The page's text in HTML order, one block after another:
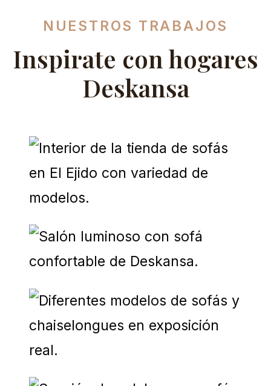
NUESTROS TRABAJOS
Inspirate con hogares
Deskansa